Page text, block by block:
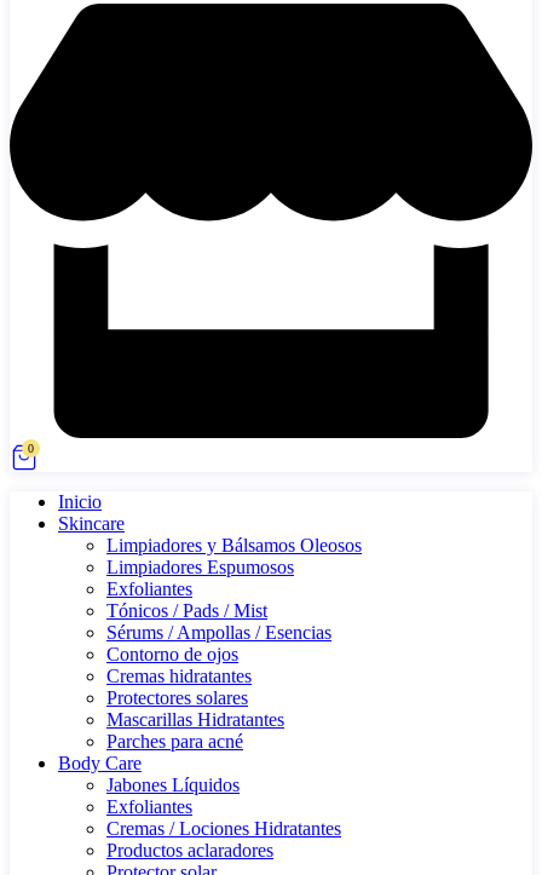
0
Inicio
Skincare
Limpiadores y Bálsamos Oleosos
Limpiadores Espumosos
Exfoliantes
Tónicos / Pads / Mist
Sérums / Ampollas / Esencias
Contorno de ojos
Cremas hidratantes
Protectores solares
Mascarillas Hidratantes
Parches para acné
Body Care
Jabones Líquidos
Exfoliantes
Cremas / Lociones Hidratantes
Productos aclaradores